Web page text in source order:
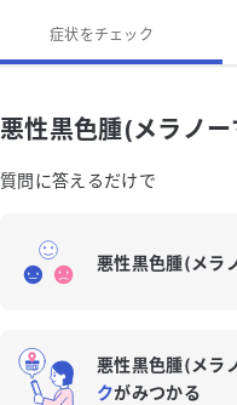
悪性黒色腫(メラノー
症状をチェック
悪性黒色腫(メラノ
質問に答えるだけで
悪性黒色腫(メラ
悪性黒色腫(メラ
クがみつかる